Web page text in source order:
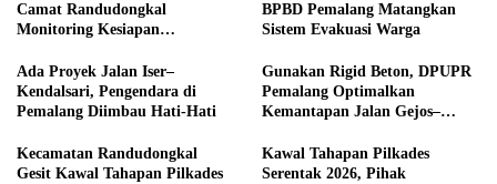
Camat Randudongkal
Monitoring Kesiapan
BPBD Pemalang Matangkan
Sistem Evakuasi Warga
Ada Proyek Jalan Iser–
Kendalsari, Pengendara di
Pemalang Diimbau Hati-Hati
Gunakan Rigid Beton, DPUPR
Pemalang Optimalkan
Kemantapan Jalan Gejos–
Kecamatan Randudongkal
Gesit Kawal Tahapan Pilkades
Kawal Tahapan Pilkades
Serentak 2026, Pihak